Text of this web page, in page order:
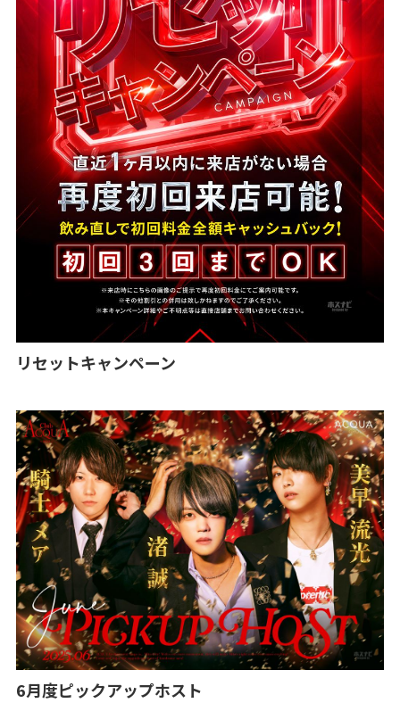
リセットキャンペーン
6月度ピックアップホスト